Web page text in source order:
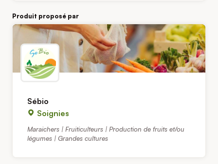
Produit proposé par
Sébio
Soignies
Maraichers | Fruiticulteurs | Production de fruits et/ou
légumes | Grandes cultures